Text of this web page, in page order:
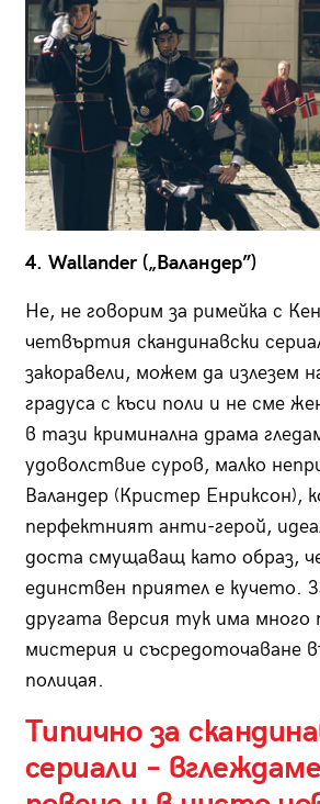
4. Wallander („Валандер”)
Не, не говорим за римейка с
четвъртия скандинавски
закоравели, можем да излезем
градуса с къси поли и не сме
в тази криминална драма
удоволствие суров, малко
Валандер (Кристер Енриксон),
перфектният анти-герой,
доста смущаващ като образ,
единствен приятел е кучето.
другата версия тук има много
мистерия и съсредоточаване
полицая.
Типично за
сериали –